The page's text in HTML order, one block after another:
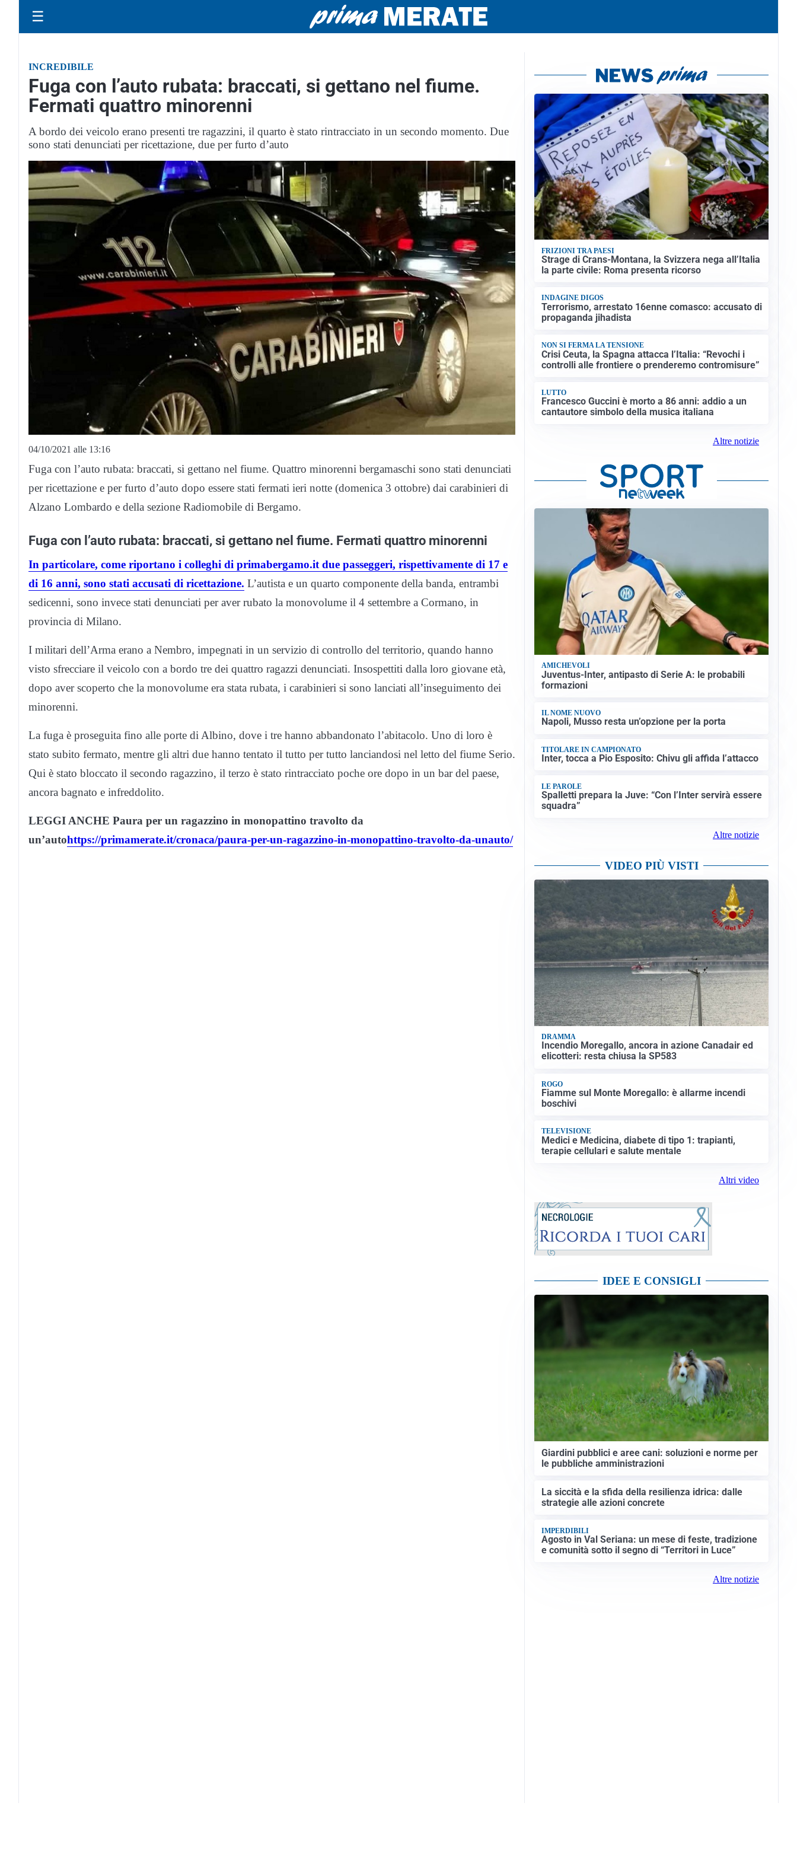
☰
INCREDIBILE
Fuga con l’auto rubata: braccati, si gettano nel fiume.
Fermati quattro minorenni
A bordo dei veicolo erano presenti tre ragazzini, il quarto è stato rintracciato in un secondo momento. Due
sono stati denunciati per ricettazione, due per furto d’auto
04/10/2021 alle 13:16
Fuga con l’auto rubata: braccati, si gettano nel fiume. Quattro minorenni bergamaschi sono stati denunciati
per ricettazione e per furto d’auto dopo essere stati fermati ieri notte (domenica 3 ottobre) dai carabinieri di
Alzano Lombardo e della sezione Radiomobile di Bergamo.
Fuga con l’auto rubata: braccati, si gettano nel fiume. Fermati quattro minorenni
In particolare, come riportano i colleghi di primabergamo.it due passeggeri, rispettivamente di 17 e
di 16 anni, sono stati accusati di ricettazione. L’autista e un quarto componente della banda, entrambi
sedicenni, sono invece stati denunciati per aver rubato la monovolume il 4 settembre a Cormano, in
provincia di Milano.
I militari dell’Arma erano a Nembro, impegnati in un servizio di controllo del territorio, quando hanno
visto sfrecciare il veicolo con a bordo tre dei quattro ragazzi denunciati. Insospettiti dalla loro giovane età,
dopo aver scoperto che la monovolume era stata rubata, i carabinieri si sono lanciati all’inseguimento dei
minorenni.
La fuga è proseguita fino alle porte di Albino, dove i tre hanno abbandonato l’abitacolo. Uno di loro è
stato subito fermato, mentre gli altri due hanno tentato il tutto per tutto lanciandosi nel letto del fiume Serio.
Qui è stato bloccato il secondo ragazzino, il terzo è stato rintracciato poche ore dopo in un bar del paese,
ancora bagnato e infreddolito.
LEGGI ANCHE Paura per un ragazzino in monopattino travolto da
un’autohttps://primamerate.it/cronaca/paura-per-un-ragazzino-in-monopattino-travolto-da-unauto/
FRIZIONI TRA PAESI
Strage di Crans-Montana, la Svizzera nega all’Italia
la parte civile: Roma presenta ricorso
INDAGINE DIGOS
Terrorismo, arrestato 16enne comasco: accusato di
propaganda jihadista
NON SI FERMA LA TENSIONE
Crisi Ceuta, la Spagna attacca l’Italia: “Revochi i
controlli alle frontiere o prenderemo contromisure”
LUTTO
Francesco Guccini è morto a 86 anni: addio a un
cantautore simbolo della musica italiana
Altre notizie
AMICHEVOLI
Juventus-Inter, antipasto di Serie A: le probabili
formazioni
IL NOME NUOVO
Napoli, Musso resta un’opzione per la porta
TITOLARE IN CAMPIONATO
Inter, tocca a Pio Esposito: Chivu gli affida l’attacco
LE PAROLE
Spalletti prepara la Juve: “Con l’Inter servirà essere
squadra”
Altre notizie
VIDEO PIÙ VISTI
DRAMMA
Incendio Moregallo, ancora in azione Canadair ed
elicotteri: resta chiusa la SP583
ROGO
Fiamme sul Monte Moregallo: è allarme incendi
boschivi
TELEVISIONE
Medici e Medicina, diabete di tipo 1: trapianti,
terapie cellulari e salute mentale
Altri video
IDEE E CONSIGLI
Giardini pubblici e aree cani: soluzioni e norme per
le pubbliche amministrazioni
La siccità e la sfida della resilienza idrica: dalle
strategie alle azioni concrete
IMPERDIBILI
Agosto in Val Seriana: un mese di feste, tradizione
e comunità sotto il segno di “Territori in Luce”
Altre notizie